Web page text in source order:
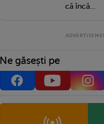
că încă...
Ne găsești pe